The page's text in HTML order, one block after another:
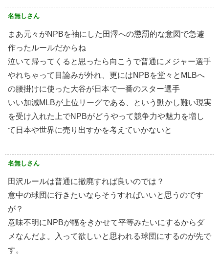
名無しさん
まあ元々がNPBを袖にした田澤への懲罰的な意図で急遽
作ったルールだからね
泣いて帰ってくると思ったら向こうで普通にメジャー選手
やれちゃって目論みが外れ、更にはNPBを堂々とMLBへ
の腰掛けに使った大谷が日本で一番のスター選手
いい加減MLBが上位リーグである、という動かし難い現実
を受け入れた上でNPBがどうやって競争力や魅力を増し
て日本や世界に売り出すかを考えていかないと
名無しさん
田沢ルールは普通に撤廃すれば良いのでは？
意中の球団に行きたいならそうすればいいと思うのです
が？
意味不明にNPBが幅をきかせて平等みたいにするからダ
メなんだよ。入って欲しいと思われる球団にするのが先で
す。